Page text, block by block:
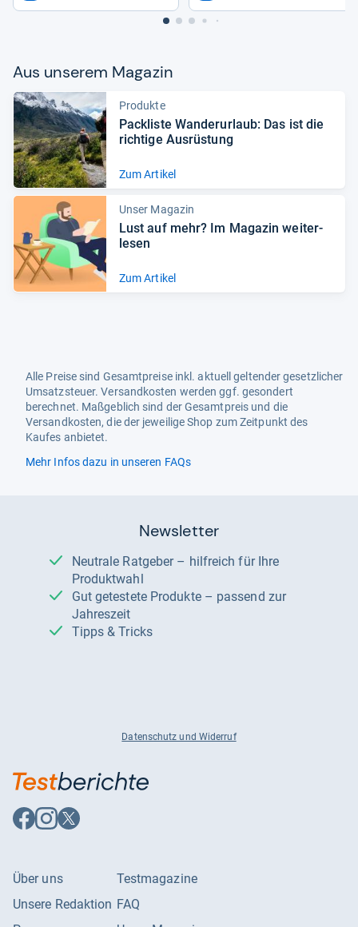
Aus unse­rem Maga­zin
Produkte
Pack­liste Wan­der­ur­laub: Das ist die
rich­tige Aus­rüs­tung
Zum Artikel
Unser Magazin
Lust auf mehr? Im Maga­zin wei­ter­
le­sen
Zum Artikel
Alle Preise sind Gesamtpreise inkl. aktuell geltender gesetzlicher
Umsatzsteuer. Versandkosten werden ggf. gesondert
berechnet. Maßgeblich sind der Gesamtpreis und die
Versandkosten, die der jeweilige Shop zum Zeitpunkt des
Kaufes anbietet.
Mehr Infos dazu in unseren FAQs
Newsletter
Neutrale Ratgeber – hilfreich für Ihre
Produktwahl
Gut getestete Produkte – passend zur
Jahreszeit
Tipps & Tricks
Datenschutz und Widerruf
Auf
Facebook
Auf
Instagram
Auf
X
Über uns
Unsere Redaktion
Testmagazine
FAQ